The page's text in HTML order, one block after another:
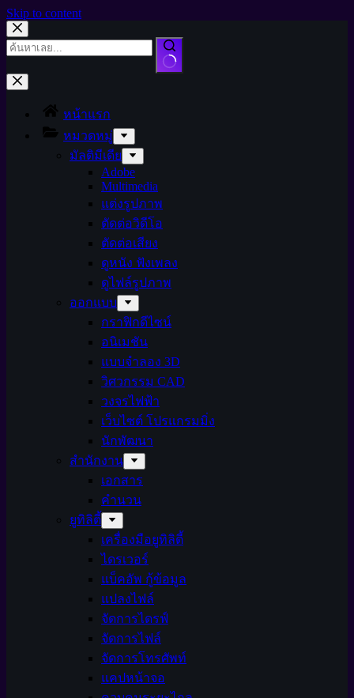
Skip to content
หน้าแรก
หมวดหมู่
มัลติมีเดีย
Adobe
Multimedia
แต่งรูปภาพ
ตัดต่อวิดีโอ
ตัดต่อเสียง
ดูหนัง ฟังเพลง
ดูไฟล์รูปภาพ
ออกแบบ
กราฟิกดีไซน์
อนิเมชัน
แบบจำลอง 3D
วิศวกรรม CAD
วงจรไฟฟ้า
เว็บไซต์ โปรแกรมมิ่ง
นักพัฒนา
สำนักงาน
เอกสาร
คำนวน
ยูทิลิตี้
เครื่องมือยูทิลิตี้
ไดรเวอร์
แบ็คอัพ กู้ข้อมูล
แปลงไฟล์
จัดการไดรฟ์
จัดการไฟล์
จัดการโทรศัพท์
แคปหน้าจอ